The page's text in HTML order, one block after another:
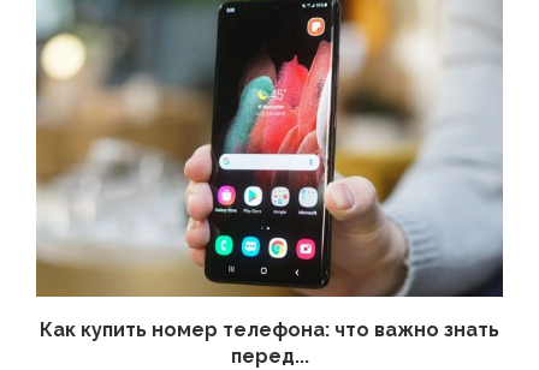
Как купить номер телефона: что важно знать
перед...